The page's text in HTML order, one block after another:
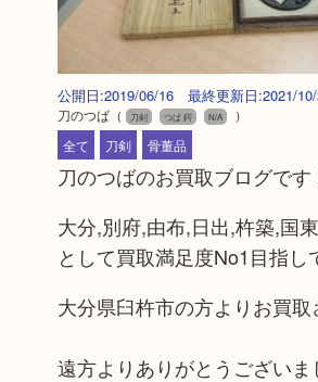
公開日:2019/06/16 最終更新日:2021/
刀のつば（ 刀剣 つば 鍔 N/A
）
全て
刀剣 骨董品
刀のつばのお買取ブログです
大分,別府,由布,日出,杵築,国
として買取満足度No1目指し
大分県臼杵市の方よりお買取
遠方よりありがとうございま